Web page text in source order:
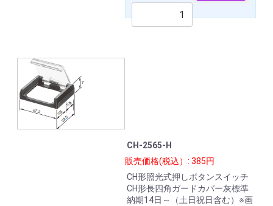
CH-2565-H
販売価格(税込）: 385円
CH形照光式押しボタンスイッチ
CH形長四角ガードカバー灰標準
納期14日～（土日祝日含む）※画